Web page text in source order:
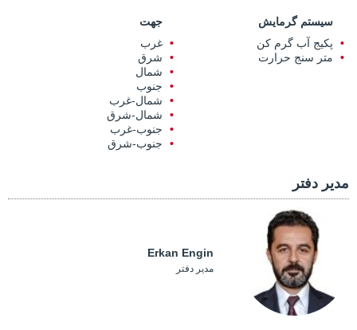
سیستم گرمایش
پکیج آب گرم کن
متر سنج حرارت
جهت
غرب
شرق
شمال
جنوب
شمال-غرب
شمال-شرق
جنوب-غرب
جنوب-شرق
مدیر دفتر
Erkan Engin
مدیر دفتر